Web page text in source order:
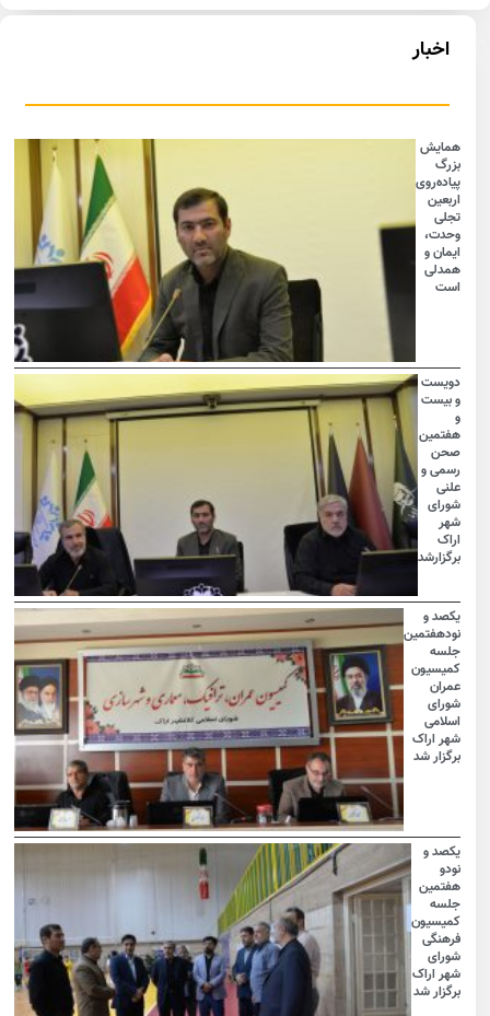
اخبار
همایش
بزرگ
پیاده‌روی
اربعین
تجلی
وحدت،
ایمان و
همدلی
است
دویست
و بیست
هفتمین
صحن
رسمی و
علنی
شورای
شهر
اراک
برگزارشد
یکصد و
نودهفتمین
جلسه
کمیسیون
عمران
شورای
اسلامی
شهر اراک
برگزار شد
یکصد و
نودو
هفتمین
جلسه
کمیسیون
فرهنگی
شورای
شهر اراک
برگزار شد